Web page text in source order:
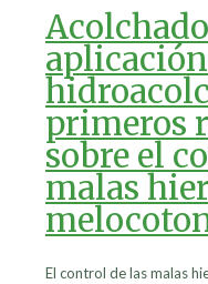
primeros
sobre el
malas
El control de las malas